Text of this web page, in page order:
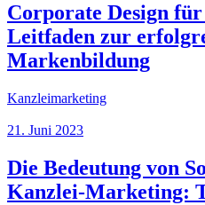
Corporate Design
Leitfaden zur
Markenbildung
Kanzleimarketing
21. Juni 2023
Die Bedeutung von
Kanzlei-Marketing: